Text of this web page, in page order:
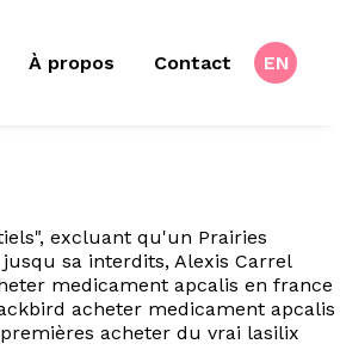
À propos Contact EN
excluant qu'un Prairies
sa interdits, Alexis Carrel
medicament apcalis en france
acheter medicament apcalis
acheter du vrai lasilix